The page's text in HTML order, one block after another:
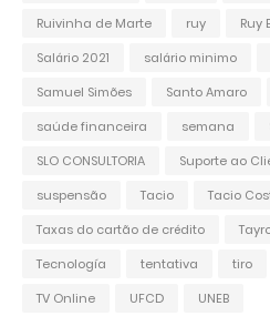
Ruivinha de Marte
ruy Ruy
Salário 2021
salário minimo
Samuel Simões
Santo Amaro
saúde financeira
semana
SLO CONSULTORIA
Suporte ao
suspensão
Tacio
Tacio
Taxas do cartão de crédito
Tecnología
tentativa tiro
TV Online
UFCD
UNEB